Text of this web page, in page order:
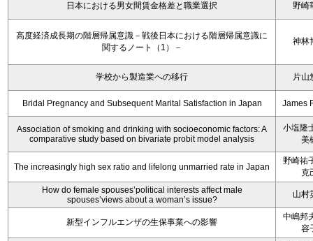
日本における男女間賃金格差と職業選択 野崎
高度経済成長期の階層帰属意識－戦後日本における階層帰属意識に
関するノート（1）－
神林
学校から製造業への移行 片山
Bridal Pregnancy and Subsequent Marital Satisfaction in Japan James
Association of smoking and drinking with socioeconomic factors: A
comparative study based on bivariate probit model analysis
小塩隆
美
The increasingly high sex ratio and lifelong unmarried rate in Japan
野崎祐
克
How do female spouses’political interests affect male
spouses’views about a woman’s issue?
山村
新型インフルエンザの生保事業への影響
中嶋邦
容